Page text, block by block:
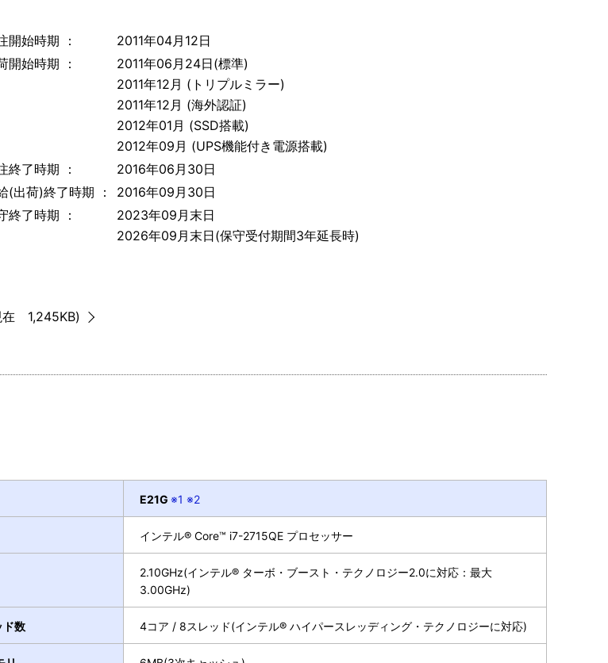
開始時期 ：
2011年04月12日
開始時期 ：
2011年06月24日(標準)
2011年12月 (トリプルミラー)
2011年12月 (海外認証)
2012年01月 (SSD搭載)
2012年09月 (UPS機能付き電源搭載)
終了時期 ：
2016年06月30日
(出荷)終了時期 ：
2016年09月30日
終了時期 ：
2023年09月末日
2026年09月末日(保守受付期間3年延長時)
在 1,245KB)
E21G ※1 ※2
インテル® Core™ i7-2715QE プロセッサー
2.10GHz(インテル® ターボ・ブースト・テクノロジー2.0に対応：最大
3.00GHz)
ド数 4コア / 8スレッド(インテル® ハイパースレッディング・テクノロジーに対応)